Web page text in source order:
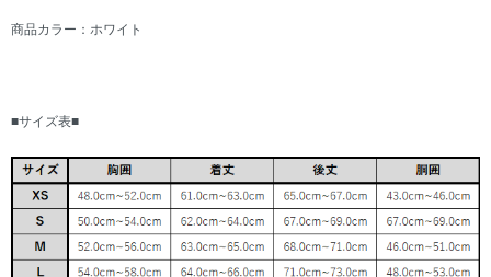
商品カラー：ホワイト
■サイズ表■